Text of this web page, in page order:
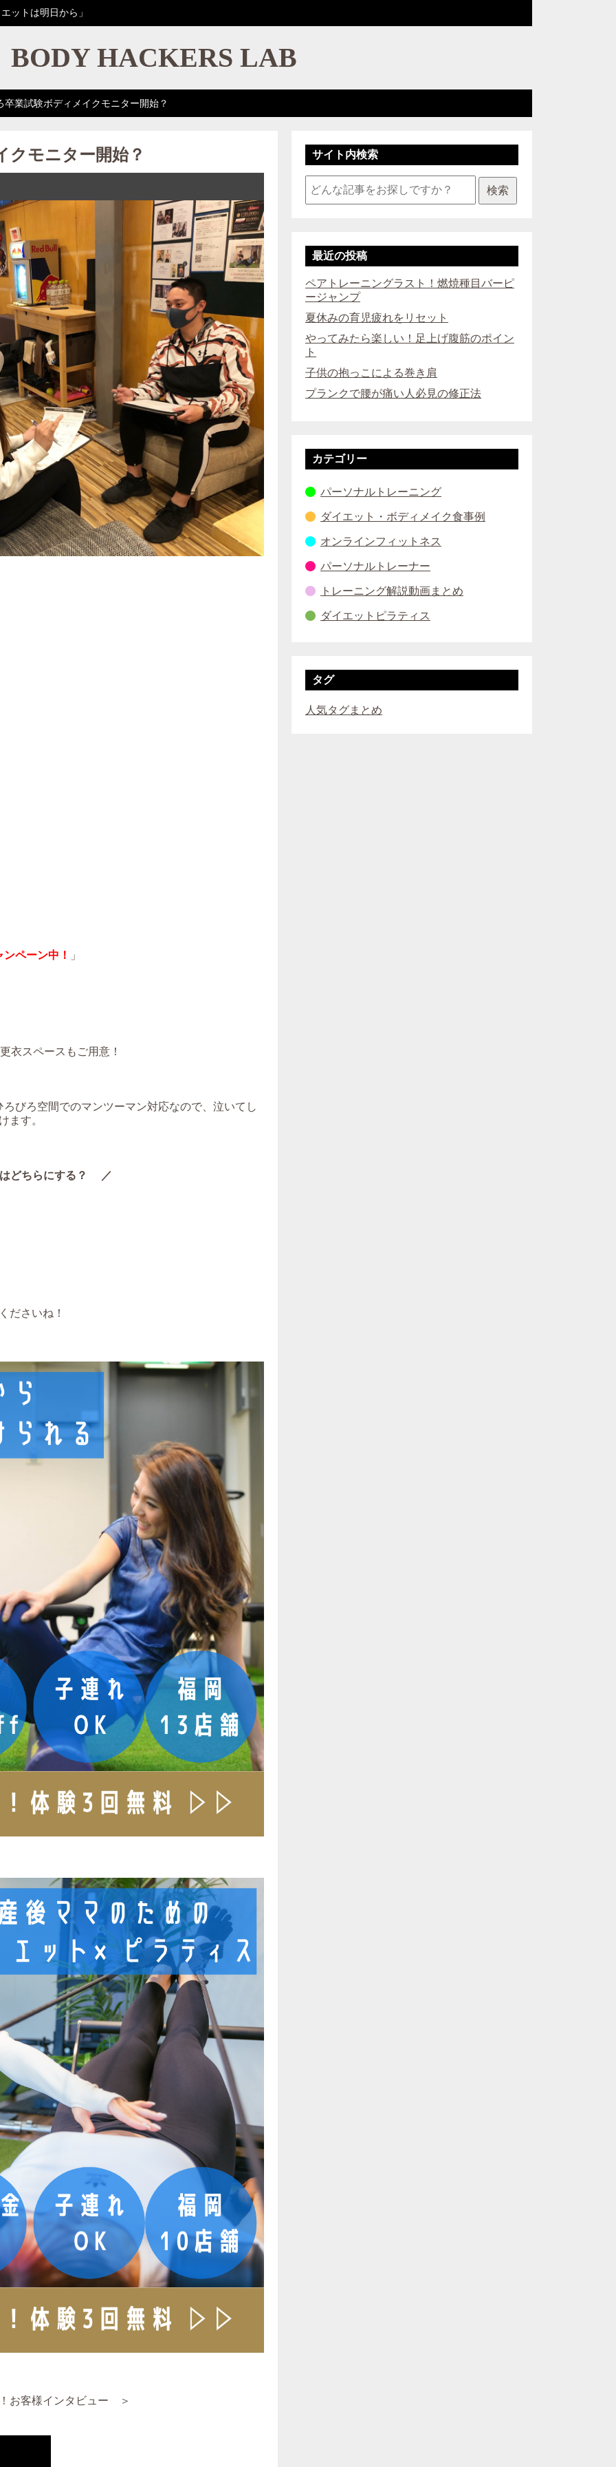
ットは明日から」
BODY HACKERS LAB
卒業試験ボディメイクモニター開始？
クモニター開始？
ペーン中！ 」
衣スペースもご用意！
びろ空間でのマンツーマン対応なので、泣いてし
ます。
どちらにする？ ／
ださいね！
お客様インタビュー ＞
サイト内検索
検索
最近の投稿
ペアトレーニングラスト！燃焼種目バーピ
ージャンプ
夏休みの育児疲れをリセット
やってみたら楽しい！足上げ腹筋のポイン
ト
子供の抱っこによる巻き肩
プランクで腰が痛い人必見の修正法
カテゴリー
パーソナルトレーニング
ダイエット・ボディメイク食事例
オンラインフィットネス
パーソナルトレーナー
トレーニング解説動画まとめ
ダイエットピラティス
タグ
人気タグまとめ